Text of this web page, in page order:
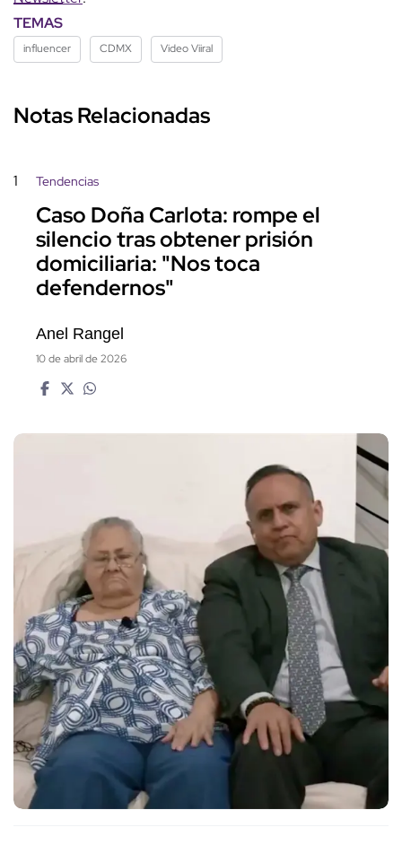
TEMAS
influencer CDMX Video Viiral
Notas Relacionadas
1 Tendencias
Caso Doña Carlota: rompe el
silencio tras obtener prisión
domiciliaria: "Nos toca
defendernos"
Anel Rangel
10 de abril de 2026